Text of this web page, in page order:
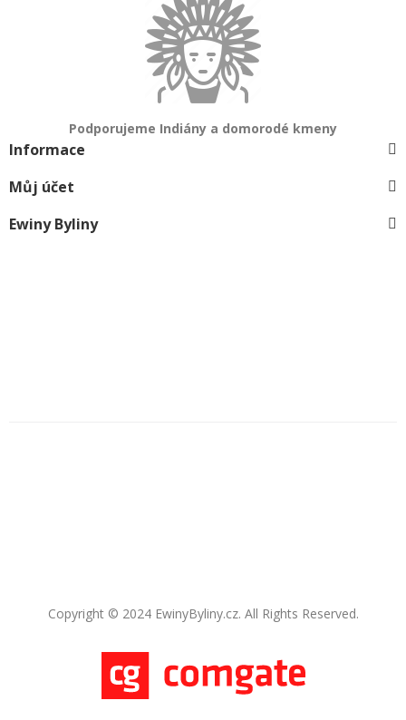
Podporujeme Indiány a domorodé kmeny
Informace
Můj účet
Ewiny Byliny
Copyright © 2024 EwinyByliny.cz. All Rights Reserved.